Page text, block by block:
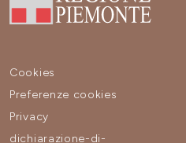
Cookies
Preferenze cookies
Privacy
dichiarazione-di-